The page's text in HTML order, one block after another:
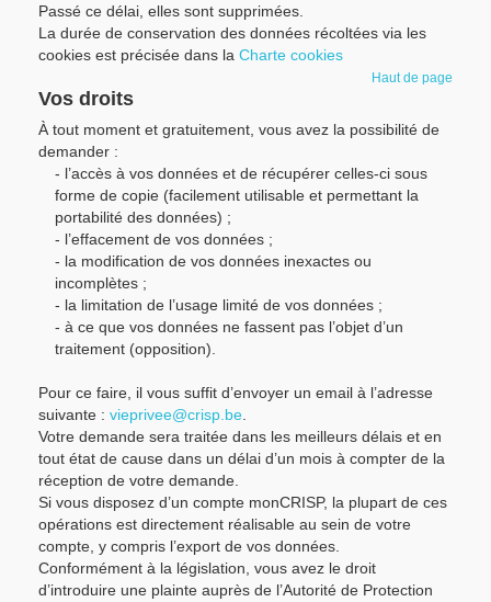
Passé ce délai, elles sont supprimées.
La durée de conservation des données récoltées via les
cookies est précisée dans la Charte cookies
Haut de page
Vos droits
À tout moment et gratuitement, vous avez la possibilité de
demander :
- l’accès à vos données et de récupérer celles-ci sous
forme de copie (facilement utilisable et permettant la
portabilité des données) ;
- l’effacement de vos données ;
- la modification de vos données inexactes ou
incomplètes ;
- la limitation de l’usage limité de vos données ;
- à ce que vos données ne fassent pas l’objet d’un
traitement (opposition).
Pour ce faire, il vous suffit d’envoyer un email à l’adresse
suivante : vieprivee@crisp.be.
Votre demande sera traitée dans les meilleurs délais et en
tout état de cause dans un délai d’un mois à compter de la
réception de votre demande.
Si vous disposez d’un compte monCRISP, la plupart de ces
opérations est directement réalisable au sein de votre
compte, y compris l’export de vos données.
Conformément à la législation, vous avez le droit
d’introduire une plainte auprès de l’Autorité de Protection